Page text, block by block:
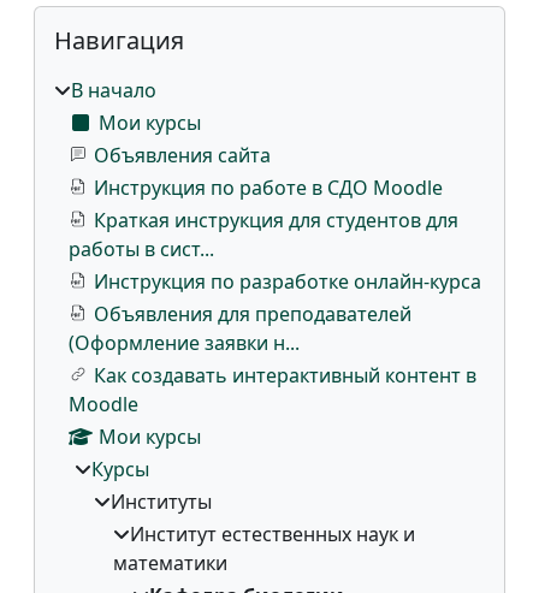
Блоки
Пропустить Навигация
Навигация
В начало
Мои курсы
Объявления сайта
Инструкция по работе в СДО Moodle
Краткая инструкция для студентов для
работы в сист...
Инструкция по разработке онлайн-курса
Объявления для преподавателей
(Оформление заявки н...
Как создавать интерактивный контент в
Moodle
Мои курсы
Курсы
Институты
Институт естественных наук и
математики